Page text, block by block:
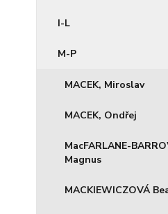
I-L
M-P
MACEK, Miroslav
MACEK, Ondřej
MacFARLANE-
Magnus
MACKIEWICZOVÁ